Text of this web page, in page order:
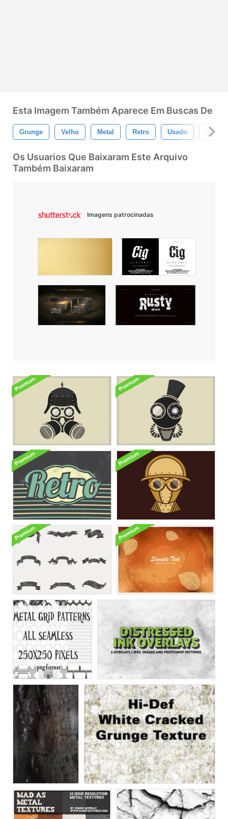
Esta Imagem Também Aparece Em Buscas De
Grunge Velho Metal Retro Usado Sujo
Os Usuarios Que Baixaram Este Arquivo
Também Baixaram
Imagens patrocinadas